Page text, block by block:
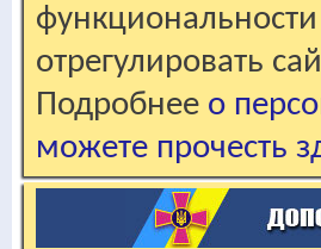
отрегулировать
Подробнее о
можете прочесть